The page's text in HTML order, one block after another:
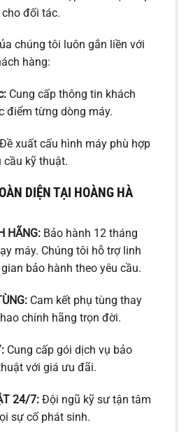
đối tác.
chúng tôi luôn gắn liền với
hàng:
Cung cấp thông tin khách
điểm từng dòng máy.
xuất cấu hình máy phù hợp
cầu kỹ thuật.
DIỆN TẠI HOÀNG HÀ
HÃNG:Bảo hành 12 tháng
máy. Chúng tôi hỗ trợ linh
bảo hành theo yêu cầu.
Cam kết phụ tùng thay
chính hãng trọn đời.
Cung cấp gói dịch vụ bảo
với giá ưu đãi.
24/7:Đội ngũ kỹ sư tận tâm
sự cố phát sinh.